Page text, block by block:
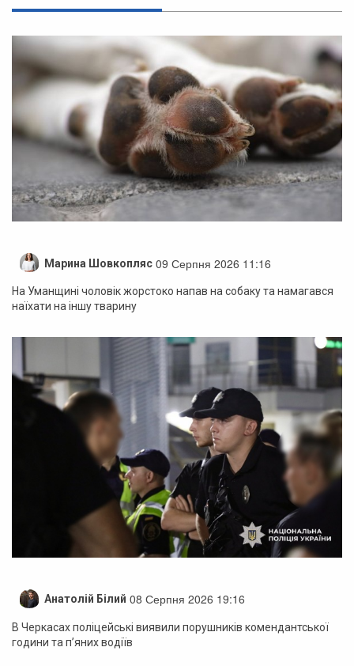
Марина Шовкопляс 09 Серпня 2026 11:16
На Уманщині чоловік жорстоко напав на собаку та намагався
наїхати на іншу тварину
Анатолій Білий 08 Серпня 2026 19:16
В Черкасах поліцейські виявили порушників комендантської
години та п’яних водіїв